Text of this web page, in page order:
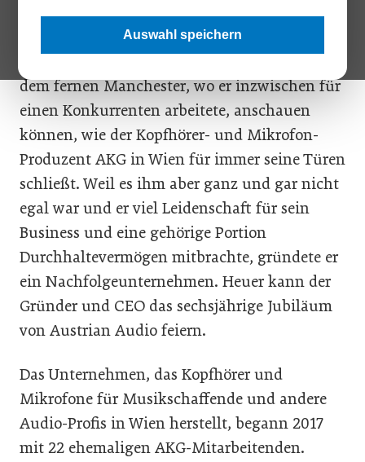
Auswahl speichern
Eigentlich hätte es Martin Seidl egal sein
können, was aus seinem ehemaligen
dem fernen Manchester, wo er inzwischen für
einen Konkurrenten arbeitete, anschauen
können, wie der Kopfhörer- und Mikrofon-
Produzent AKG in Wien für immer seine Türen
schließt. Weil es ihm aber ganz und gar nicht
egal war und er viel Leidenschaft für sein
Business und eine gehörige Portion
Durchhaltevermögen mitbrachte, gründete er
ein Nachfolgeunternehmen. Heuer kann der
Gründer und CEO das sechsjährige Jubiläum
von Austrian Audio feiern.
Das Unternehmen, das Kopfhörer und
Mikrofone für Musikschaffende und andere
Audio-Profis in Wien herstellt, begann 2017
mit 22 ehemaligen AKG-Mitarbeitenden.